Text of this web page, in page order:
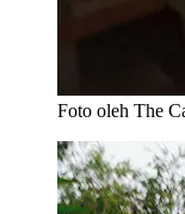
Foto oleh The